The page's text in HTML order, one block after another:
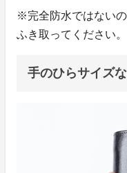
※完全防水ではない
ふき取ってください。
手のひらサイズ